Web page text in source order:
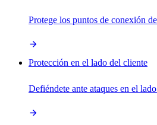
Protege los puntos de conexión
Protección en el lado del cliente
Defiéndete ante ataques en el